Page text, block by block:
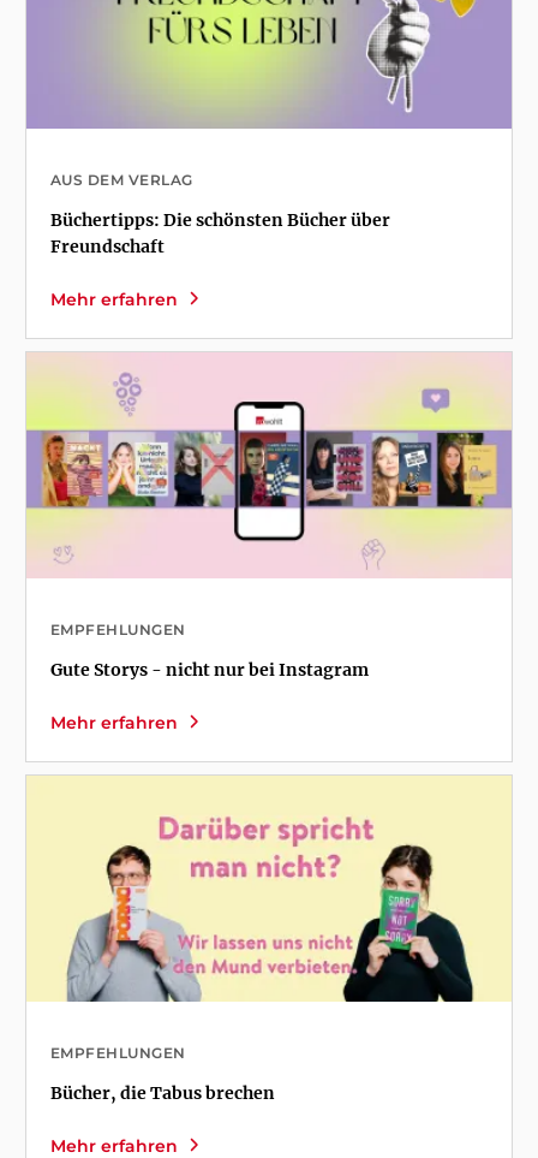
AUS DEM VERLAG
Büchertipps: Die schönsten Bücher über
Freundschaft
Mehr erfahren
EMPFEHLUNGEN
Gute Storys - nicht nur bei Instagram
Mehr erfahren
EMPFEHLUNGEN
Bücher, die Tabus brechen
Mehr erfahren